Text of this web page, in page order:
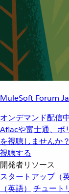
MuleSoft Forum
オンデマンド配信中
Aflacや富士通、ポ
を視聴しませんか？
視聴する
開発者リソース
スタートアップ（英
（英語）
チュート